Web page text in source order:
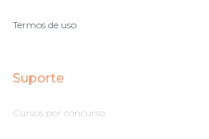
Termos de uso
Suporte
Cursos por concurso